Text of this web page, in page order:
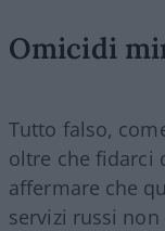
Omicidi
Tutto falso,
oltre che fidarci
affermare che
servizi russi non